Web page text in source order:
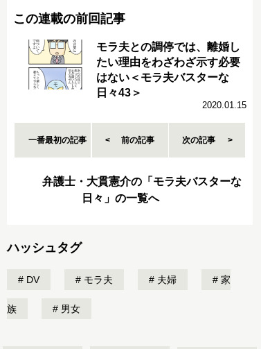
この連載の前回記事
モラ夫との調停では、離婚し
たい理由をわざわざ示す必要
はない＜モラ夫バスターな
日々43＞
2020.01.15
一番最初の記事 前の記事 次の記事
弁護士・大貫憲介の「モラ夫バスターな
日々」の一覧へ
ハッシュタグ
DV モラ夫 夫婦 家
族 男女